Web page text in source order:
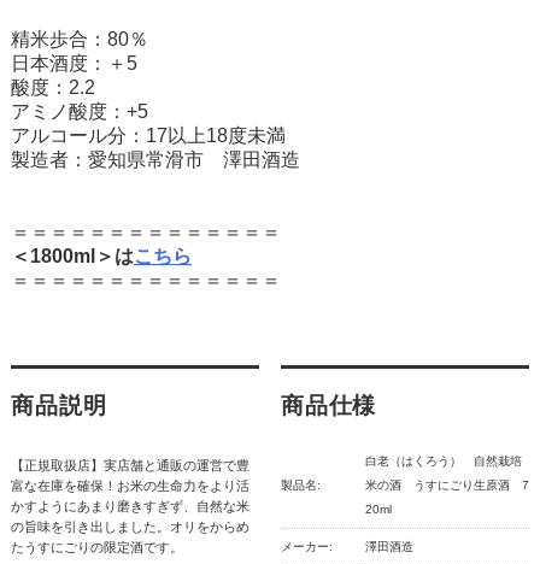
精米歩合：80％
日本酒度：＋5
酸度：2.2
アミノ酸度：+5
アルコール分：17以上18度未満
製造者：愛知県常滑市 澤田酒造
＝＝＝＝＝＝＝＝＝＝＝＝＝＝
＜1800ml＞はこちら
＝＝＝＝＝＝＝＝＝＝＝＝＝＝
商品説明
【正規取扱店】実店舗と通販の運営で豊
富な在庫を確保！お米の生命力をより活
かすようにあまり磨きすぎず、自然な米
の旨味を引き出しました。オリをからめ
たうすにごりの限定酒です。
商品仕様
製品名:
白老（はくろう） 自然栽培
米の酒 うすにごり生原酒 7
20ml
メーカー: 澤田酒造